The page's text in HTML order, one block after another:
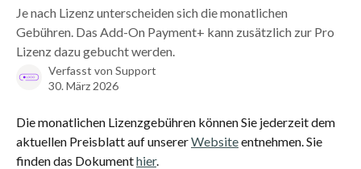
Je nach Lizenz unterscheiden sich die monatlichen
Gebühren. Das Add-On Payment+ kann zusätzlich zur Pro
Lizenz dazu gebucht werden.
Verfasst von Support
30. März 2026
Die monatlichen Lizenzgebühren können Sie jederzeit dem
aktuellen Preisblatt auf unserer Website entnehmen. Sie
finden das Dokument hier.